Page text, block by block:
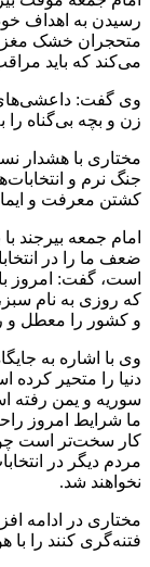
رسیدن به اهداف
متحجران خشک مغز
می‌کند که باید
وی گفت:
زن و بچه بی‌گناه
مختاری با هشدار
جنگ نرم و
کشتن معرفت و
ضعف ما را در
است، گفت: امروز
که روزی به نام
و کشور را معطل و
وی با اشاره به
دنیا را متحیر کرده
سوریه و یمن رفته
کار سخت‌تر است چون
مردم دیگر در
نخواهند شد.
مختاری در ادامه
فتنه‌گری کنند را با